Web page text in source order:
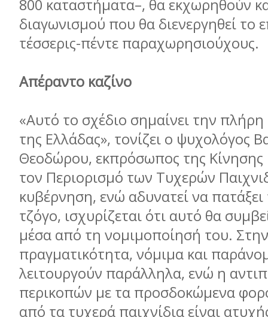
800 καταστήµατα–, θα εκχωρηθούν
διαγωνισµού που θα διενεργηθεί το
τέσσερις-πέντε παραχωρησιούχους.
Απέραντο καζίνο
«Αυτό το σχέδιο σηµαίνει την
της Ελλάδας», τονίζει ο ψυχολόγος
Θεοδώρου, εκπρόσωπος της Κίνησης
τον Περιορισµό των Τυχερών
κυβέρνηση, ενώ αδυνατεί να
τζόγο, ισχυρίζεται ότι αυτό θα
µέσα από τη νοµιµοποίησή του. Στην
πραγµατικότητα, νόµιµα και
λειτουργούν παράλληλα, ενώ η
περικοπών µε τα προσδοκώµενα
από τα τυχερά παιχνίδια είναι